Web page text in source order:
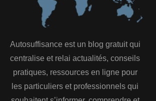
Autosuffisance est un blog gratuit qui
centralise et relai actualités, conseils
pratiques, ressources en ligne pour
les particuliers et professionnels qui